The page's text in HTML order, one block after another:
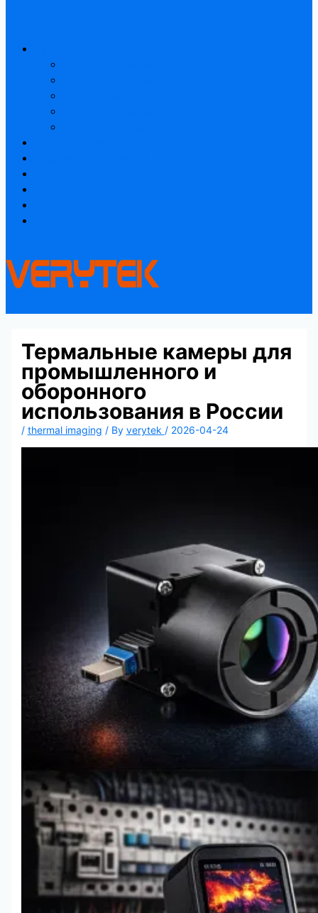
Термальные камеры для
промышленного и
оборонного
использования в России
/ thermal imaging / By verytek / 2026-04-24